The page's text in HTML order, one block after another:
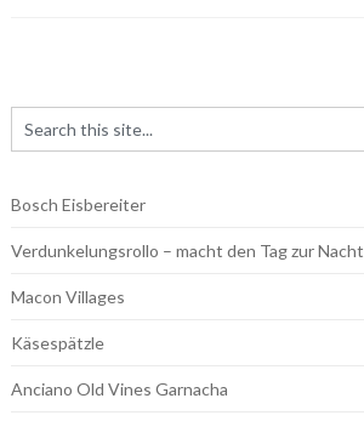
Bosch Eisbereiter
Verdunkelungsrollo – macht den Tag zur Nacht
Macon Villages
Käsespätzle
Anciano Old Vines Garnacha